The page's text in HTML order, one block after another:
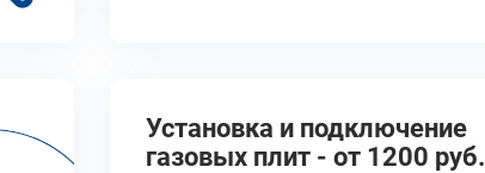
Установка и подключение
газовых плит - от 1200 руб.